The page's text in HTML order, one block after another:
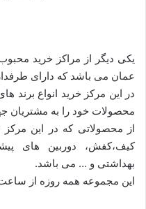
یکی دیگر از مراکز خرید
عمان می باشد که دارای
در این مرکز خرید انواع برند
محصولات خود را به مشتریان
از محصولاتی که در این مرکز
کیف،کفش، دوربین های
بهداشتی و … می باشد.
این مجموعه همه روزه از ساعت 10 صبح الی 11 شب باز می